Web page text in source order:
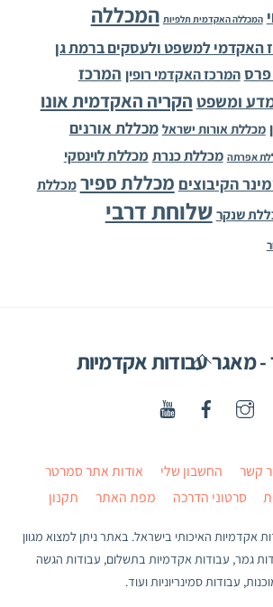
המכללה האקדמית תלפיות המכללה
האקדמי למשפט ולעסקים ברמת גן
המרכז האקדמי רופין המרכז
ומשפט הקריה האקדמית אונו
מכללת אורות ישראל מכללת אורנים
אפרתה מכללת כנרת מכללת לוינסקי
הקיבוצים מכללת ספיר מכללת
שנקר שלוחת דרבי
Back
Top
מאגר עבודות אקדמיות
קשר החשבון שלי
אודות אתר סמרטר
סרטוני הדרכה מפת האתר תקנון
אקדמיות האיכותי בישראל. באתר ניתן למצוא מגוון
גמר, עבודות אקדמיות בתשלום, עבודות הגשה
עבודות סמינריוניות ועוד.